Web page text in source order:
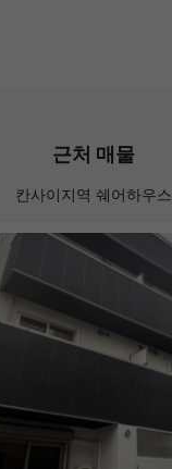
근처 매물
칸사이지역 쉐어하우스